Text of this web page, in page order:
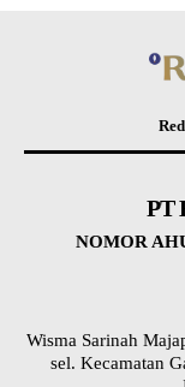
PT
NOMOR
Wisma Sarinah
sel. Kecamatan